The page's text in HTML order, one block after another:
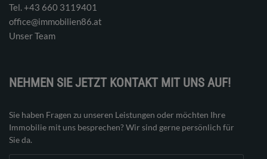
Tel. ‭+43 660 3119401‬
office@immobilien86.at
Unser Team
NEHMEN SIE JETZT KONTAKT MIT UNS AUF!
Sie haben Fragen zu unseren Leistungen oder möchten Ihre
Immobilie mit uns besprechen? Wir sind gerne persönlich für
Sie da.